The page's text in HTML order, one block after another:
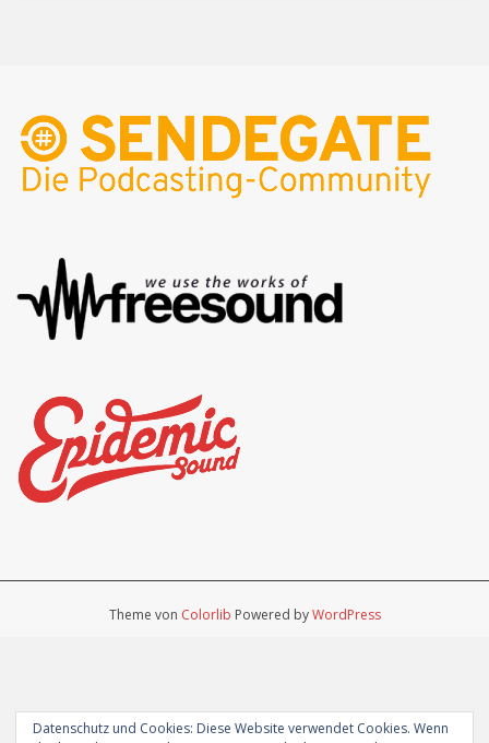
Theme von Colorlib Powered byWordPress
Datenschutz und Cookies: Diese Website verwendet Cookies. Wenn